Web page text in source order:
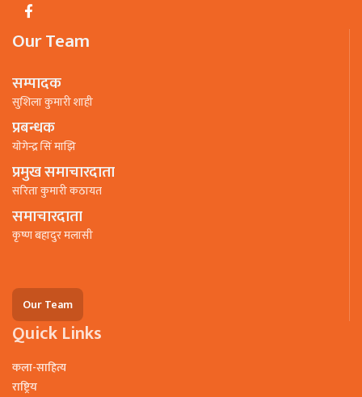
Our Team
सम्पादक
सुशिला कुमारी शाही
प्रबन्धक
याेगेन्द्र सिं माझि
प्रमुख समाचारदाता
सरिता कुमारी कठायत
समाचारदाता
कृष्ण बहादुर मलासी
Our Team
Quick Links
कला-साहित्य
राष्ट्रिय